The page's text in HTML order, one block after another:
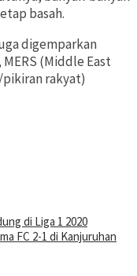
basah.
digemparkan
(Middle East
rakyat)
di Liga 1 2020
FC 2-1 di Kanjuruhan